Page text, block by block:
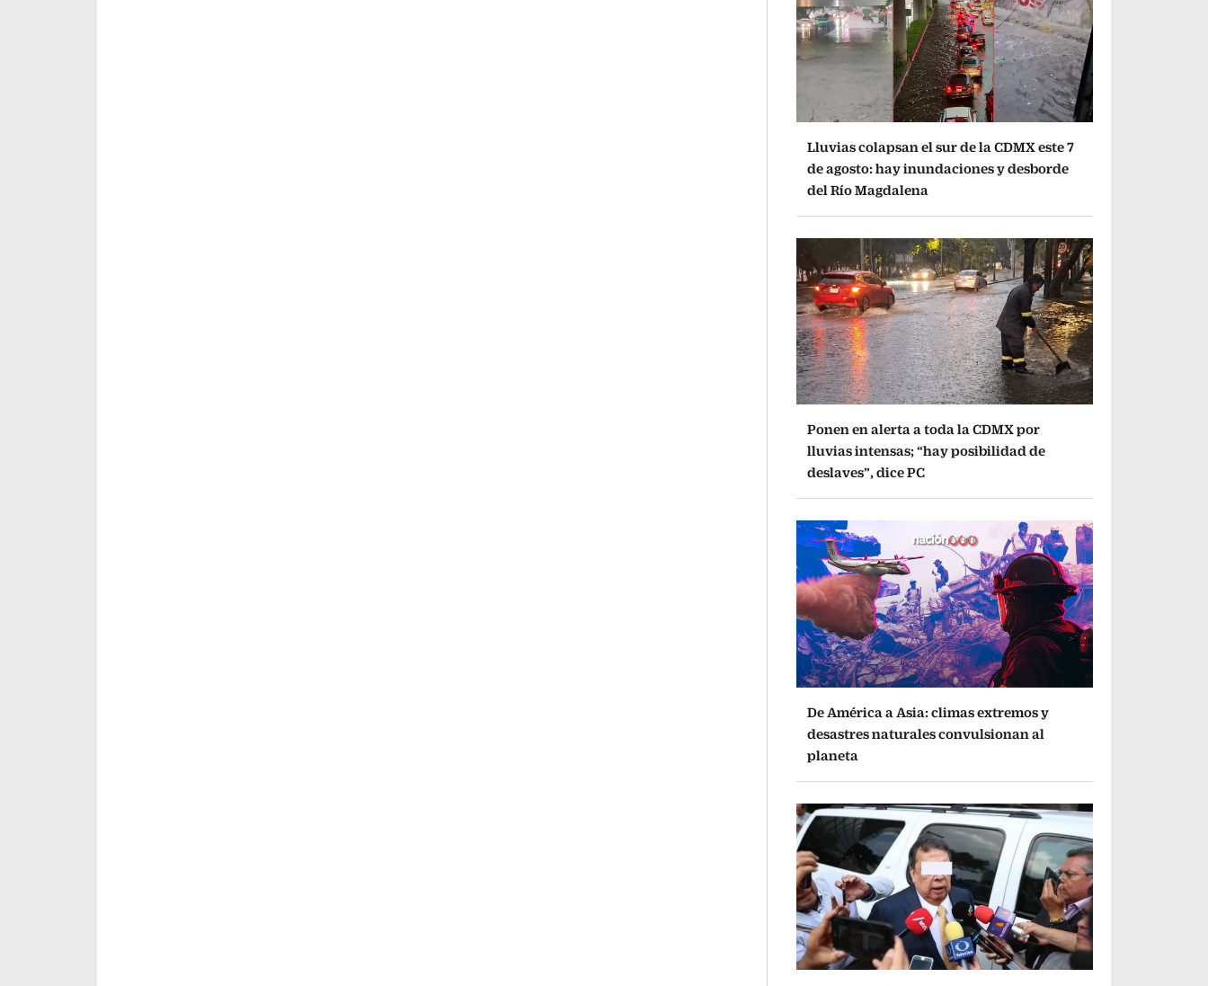
Lluvias colapsan el sur de la CDMX este 7
de agosto: hay inundaciones y desborde
del Río Magdalena
Ponen en alerta a toda la CDMX por
lluvias intensas; “hay posibilidad de
deslaves”, dice PC
De América a Asia: climas extremos y
desastres naturales convulsionan al
planeta